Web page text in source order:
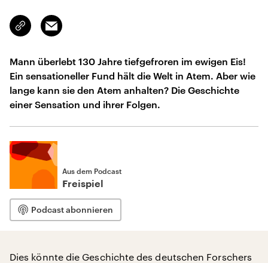
Link
kopieren/teilen
Email
Mann überlebt 130 Jahre tiefgefroren im ewigen Eis!
Ein sensationeller Fund hält die Welt in Atem. Aber wie
lange kann sie den Atem anhalten? Die Geschichte
einer Sensation und ihrer Folgen.
Aus dem Podcast
Freispiel
Podcast abonnieren
Dies könnte die Geschichte des deutschen Forschers